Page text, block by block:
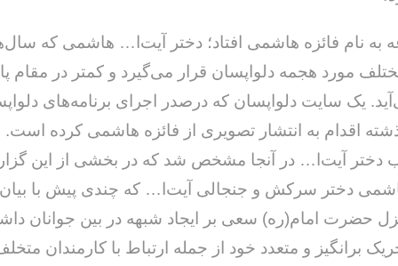
به نام فائزه هاشمی افتاد؛ دختر آیت‌ا… هاشمی که
مورد هجمه دلواپسان قرار می‌گیرد و کمتر در مقام
یک سایت دلواپسان که درصدر اجرای برنامه‌های
اقدام به انتشار تصویری از فائزه هاشمی کرده است.
دختر آیت‌ا… در آنجا مشخص شد که در بخشی از این
دختر سرکش و جنجالی آیت‌ا… که چندی پیش با
حضرت امام(ره) سعی بر ایجاد شبهه در بین جوانان
برانگیز و متعدد خود از جمله ارتباط با کارمندان
خداحافظ رزمنده / دلنوشته ای از
حسن دشتی
و صمیمیت به
دفاع مقدس /
حسن دشتی